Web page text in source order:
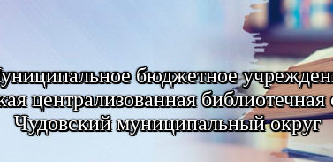
бюджетное
централизованная библиотечная
Чудовский муниципальный округ